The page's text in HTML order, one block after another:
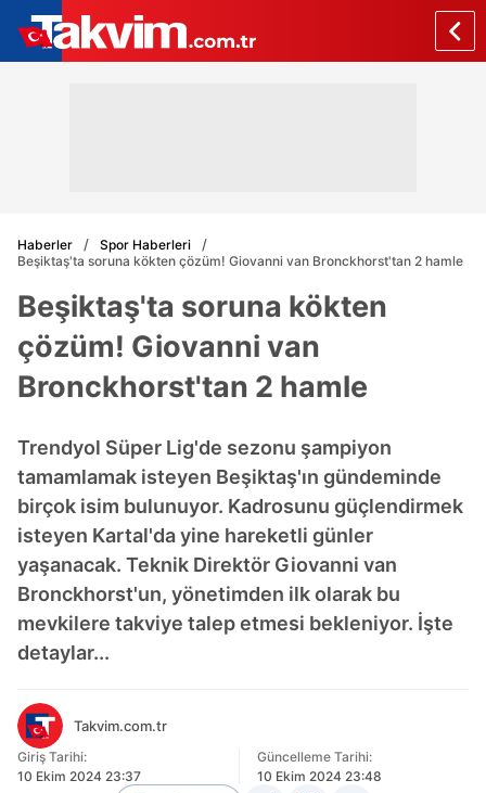
Haberler
Spor Haberleri
Beşiktaş'ta soruna kökten çözüm! Giovanni van Bronckhorst'tan 2 hamle
Beşiktaş'ta soruna kökten
çözüm! Giovanni van
Bronckhorst'tan 2 hamle
Trendyol Süper Lig'de sezonu şampiyon
tamamlamak isteyen Beşiktaş'ın gündeminde
birçok isim bulunuyor. Kadrosunu güçlendirmek
isteyen Kartal'da yine hareketli günler
yaşanacak. Teknik Direktör Giovanni van
Bronckhorst'un, yönetimden ilk olarak bu
mevkilere takviye talep etmesi bekleniyor. İşte
detaylar...
Takvim.com.tr
Giriş Tarihi:
10 Ekim 2024 23:37
Güncelleme Tarihi:
10 Ekim 2024 23:48